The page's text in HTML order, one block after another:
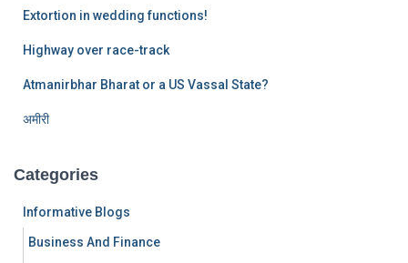
Extortion in wedding functions!
Highway over race-track
Atmanirbhar Bharat or a US Vassal State?
अमीरी
Categories
Informative Blogs
Business And Finance